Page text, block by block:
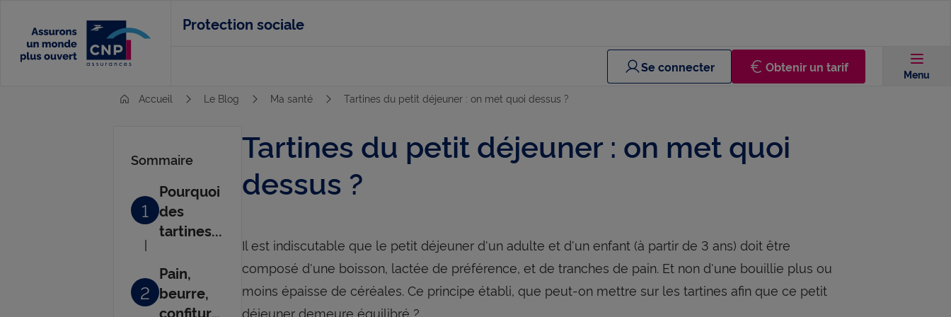
contenu
principal
Protection sociale
Se connecter Obtenir un tarif
Menu
Accueil
Le Blog Ma santé Tartines du petit déjeuner : on met quoi dessus ?
Sommaire
1
Pourquoi
des
tartines...
2
Pain,
beurre,
confiture
Tartines du petit déjeuner : on met quoi
dessus ?
Il est indiscutable que le petit déjeuner d'un adulte et d'un enfant (à partir de 3 ans) doit être
composé d'une boisson, lactée de préférence, et de tranches de pain. Et non d'une bouillie plus ou
moins épaisse de céréales. Ce principe établi, que peut-on mettre sur les tartines afin que ce petit
déjeuner demeure équilibré ?